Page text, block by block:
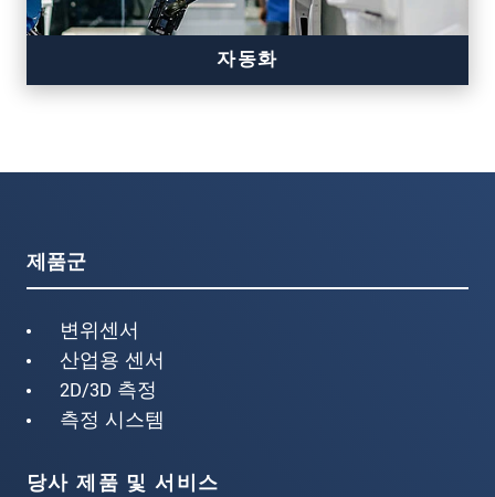
자동화
보다 더 정밀하고 혁신적인 기술의 제공 – Made
첨단 자동화에 대한 전문적인 기술 및 실무 지
식 보유
제품군
변위센서
산업용 센서
2D/3D 측정
측정 시스템
당사 제품 및 서비스